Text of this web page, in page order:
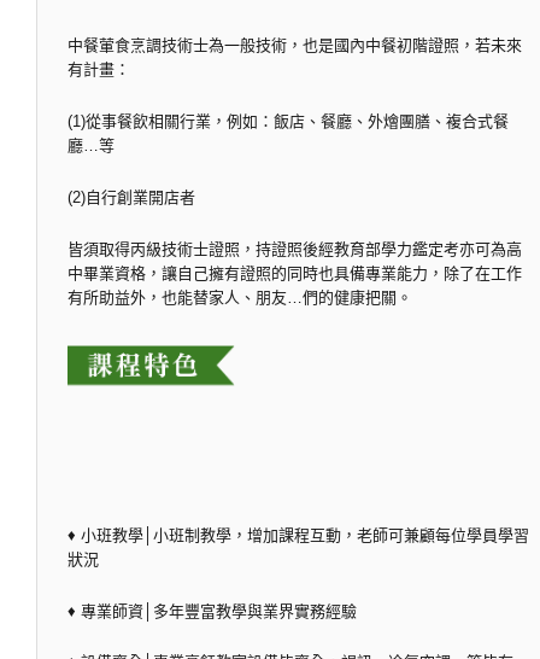
中餐葷食烹調技術士為一般技術，也是國內中餐初階證照，若未來
有計畫：
(1)從事餐飲相關行業，例如：飯店、餐廳、外燴團膳、複合式餐
廳…等
(2)自行創業開店者
皆須取得丙級技術士證照，持證照後經教育部學力鑑定考亦可為高
中畢業資格，讓自己擁有證照的同時也具備專業能力，除了在工作
有所助益外，也能替家人、朋友…們的健康把關。
♦ 小班教學│小班制教學，增加課程互動，老師可兼顧每位學員學習
狀況
♦ 專業師資│多年豐富教學與業界實務經驗